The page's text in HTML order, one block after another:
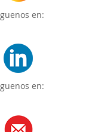
en:
en: